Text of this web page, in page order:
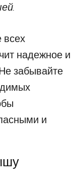
всех
надежное и
забывайте
и